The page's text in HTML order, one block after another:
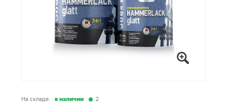
На складе: в наличии 2